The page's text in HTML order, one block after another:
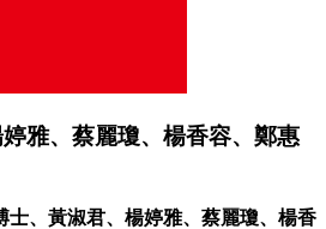
雅、蔡麗瓊、楊香容、鄭惠
士、黃淑君、楊婷雅、蔡麗瓊、楊香